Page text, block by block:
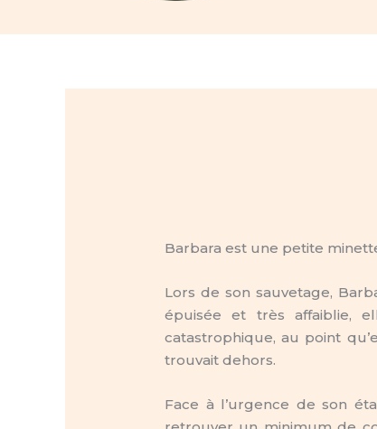
Barbara est une petite
Lors de son sauvetage,
épuisée et très affaiblie,
catastrophique, au point
trouvait dehors.
Face à l’urgence de son